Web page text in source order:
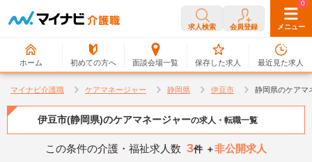
求人検索 会員登録 メニュー
ホーム 初めての方へ 面談会場一覧
0
保存した求人
0
最近見た求人
マイナビ介護職 ケアマネージャー 静岡県 伊豆市 静岡県のケアマ
伊豆市(静岡県)のケアマネージャーの求人・転職一覧
この条件の介護・福祉求人数 3件 ＋非公開求人